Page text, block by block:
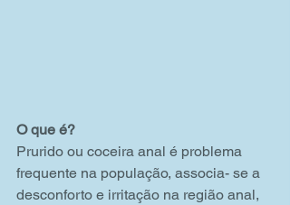
O que é?
Prurido ou coceira anal é problema
frequente na população, associa- se a
desconforto e irritação na região anal,